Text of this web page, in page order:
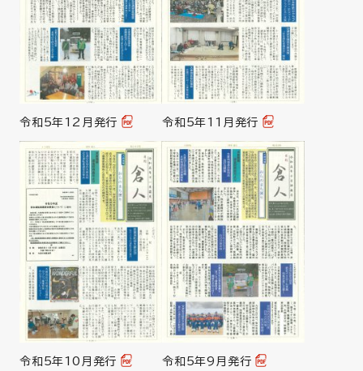
令和5年12月発行 令和5年11月発行
令和5年10月発行 令和5年9月発行